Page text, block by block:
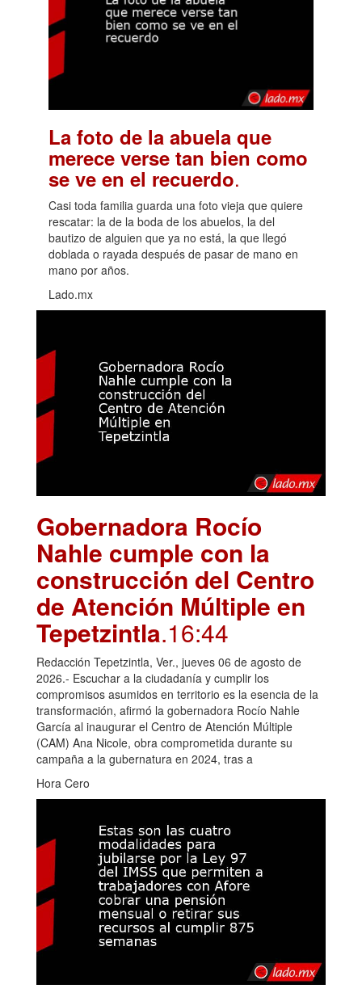
La foto de la abuela que
merece verse tan bien como
se ve en el recuerdo.
Casi toda familia guarda una foto vieja que quiere
rescatar: la de la boda de los abuelos, la del
bautizo de alguien que ya no está, la que llegó
doblada o rayada después de pasar de mano en
mano por años.
Lado.mx
Gobernadora Rocío
Nahle cumple con la
construcción del Centro
de Atención Múltiple en
Tepetzintla.16:44
Redacción Tepetzintla, Ver., jueves 06 de agosto de
2026.- Escuchar a la ciudadanía y cumplir los
compromisos asumidos en territorio es la esencia de la
transformación, afirmó la gobernadora Rocío Nahle
García al inaugurar el Centro de Atención Múltiple
(CAM) Ana Nicole, obra comprometida durante su
campaña a la gubernatura en 2024, tras a
Hora Cero